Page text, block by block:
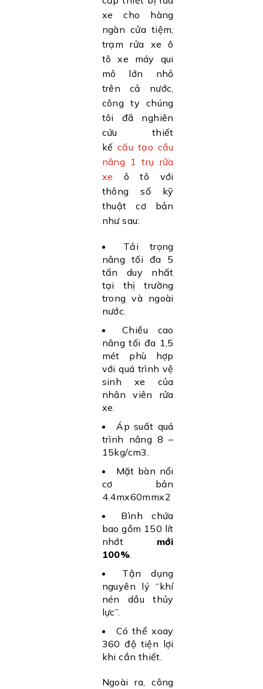
xe cho hàng
ngàn cửa tiệm,
trạm rửa xe ô
tô xe máy qui
mô lớn nhỏ
trên cả nước,
công ty chúng
tôi đã nghiên
cứu thiết
kếcấu tạo cầu
nâng 1 trụ rửa
xe ô tô với
thông số kỹ
thuật cơ bản
như sau:
Tải trọng
nâng tối đa 5
tấn duy nhất
tại thị trường
trong và ngoài
nước.
Chiều cao
nâng tối đa 1,5
mét phù hợp
với quá trình vệ
sinh xe của
nhân viên rửa
xe.
Áp suất quá
trình nâng 8 –
15kg/cm3.
Mặt bàn nổi
cơ bản
4.4mx60mmx2
Bình chứa
bao gồm 150 lít
nhớt mới
100%.
Tận dụng
nguyên lý “khí
nén dầu thủy
lực”.
Có thể xoay
360 độ tiện lợi
khi cần thiết.
Ngoài ra, công